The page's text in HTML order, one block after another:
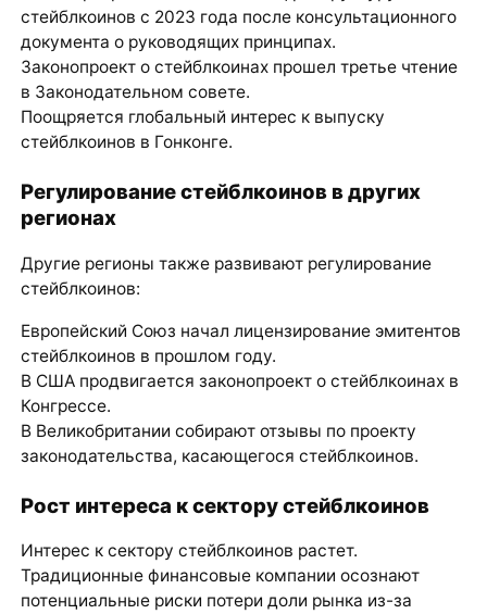
стейблкоинов с 2023 года после консультационного
документа о руководящих принципах.
Законопроект о стейблкоинах прошел третье чтение
в Законодательном совете.
Поощряется глобальный интерес к выпуску
стейблкоинов в Гонконге.
Регулирование стейблкоинов в других
регионах
Другие регионы также развивают регулирование
стейблкоинов:
Европейский Союз начал лицензирование эмитентов
стейблкоинов в прошлом году.
В США продвигается законопроект о стейблкоинах в
Конгрессе.
В Великобритании собирают отзывы по проекту
законодательства, касающегося стейблкоинов.
Рост интереса к сектору стейблкоинов
Интерес к сектору стейблкоинов растет.
Традиционные финансовые компании осознают
потенциальные риски потери доли рынка из-за